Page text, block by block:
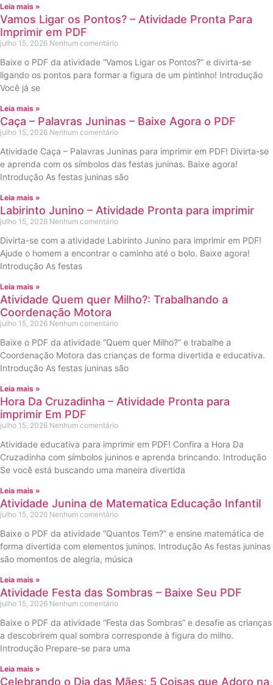
Leia mais »
Vamos Ligar os Pontos? – Atividade Pronta Para
Imprimir em PDF
julho 15, 2026 Nenhum comentário
Baixe o PDF da atividade “Vamos Ligar os Pontos?” e divirta-se
ligando os pontos para formar a figura de um pintinho! Introdução
Você já se
Leia mais »
Caça – Palavras Juninas – Baixe Agora o PDF
julho 15, 2026 Nenhum comentário
Atividade Caça – Palavras Juninas para imprimir em PDF! Divirta-se
e aprenda com os símbolos das festas juninas. Baixe agora!
Introdução As festas juninas são
Leia mais »
Labirinto Junino – Atividade Pronta para imprimir
julho 15, 2026 Nenhum comentário
Divirta-se com a atividade Labirinto Junino para imprimir em PDF!
Ajude o homem a encontrar o caminho até o bolo. Baixe agora!
Introdução As festas
Leia mais »
Atividade Quem quer Milho?: Trabalhando a
Coordenação Motora
julho 15, 2026 Nenhum comentário
Baixe o PDF da atividade “Quem quer Milho?” e trabalhe a
Coordenação Motora das crianças de forma divertida e educativa.
Introdução As festas juninas são
Leia mais »
Hora Da Cruzadinha – Atividade Pronta para
imprimir Em PDF
julho 15, 2026 Nenhum comentário
Atividade educativa para imprimir em PDF! Confira a Hora Da
Cruzadinha com símbolos juninos e aprenda brincando. Introdução
Se você está buscando uma maneira divertida
Leia mais »
Atividade Junina de Matematica Educação Infantil
julho 15, 2026 Nenhum comentário
Baixe o PDF da atividade “Quantos Tem?” e ensine matemática de
forma divertida com elementos juninos. Introdução As festas juninas
são momentos de alegria, música
Leia mais »
Atividade Festa das Sombras – Baixe Seu PDF
julho 15, 2026 Nenhum comentário
Baixe o PDF da atividade “Festa das Sombras” e desafie as crianças
a descobrirem qual sombra corresponde à figura do milho.
Introdução Prepare-se para uma
Leia mais »
Celebrando o Dia das Mães: 5 Coisas que Adoro na